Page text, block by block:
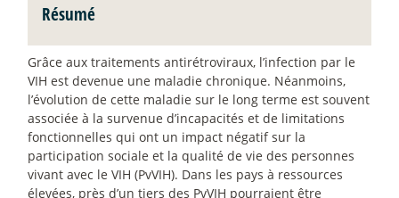
Résumé
Grâce aux traitements antirétroviraux, l’infection par le
VIH est devenue une maladie chronique. Néanmoins,
l’évolution de cette maladie sur le long terme est souvent
associée à la survenue d’incapacités et de limitations
fonctionnelles qui ont un impact négatif sur la
participation sociale et la qualité de vie des personnes
vivant avec le VIH (PvVIH). Dans les pays à ressources
élevées, près d’un tiers des PvVIH pourraient être